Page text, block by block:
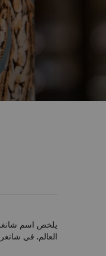
العالم. في